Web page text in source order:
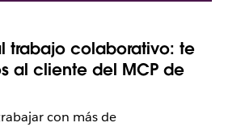
trabajo colaborativo: te
al cliente del MCP de
con más de